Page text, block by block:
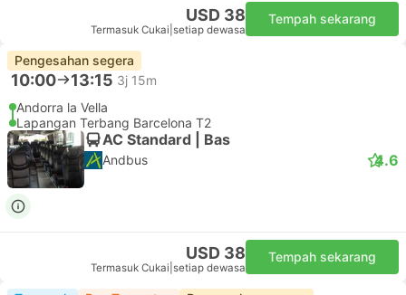
USD 38
Termasuk Cukai setiap dewasa
Tempah sekarang
Pengesahan segera
10:00 13:15 3j 15m
Andorra la Vella
Lapangan Terbang Barcelona T2
AC Standard | Bas
Andbus 4.6
USD 38
Termasuk Cukai setiap dewasa
Tempah sekarang